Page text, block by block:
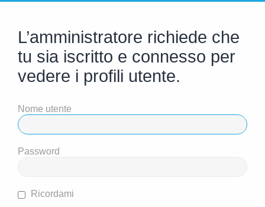
L’amministratore richiede che
tu sia iscritto e connesso per
vedere i profili utente.
Nome utente
Password
Ricordami